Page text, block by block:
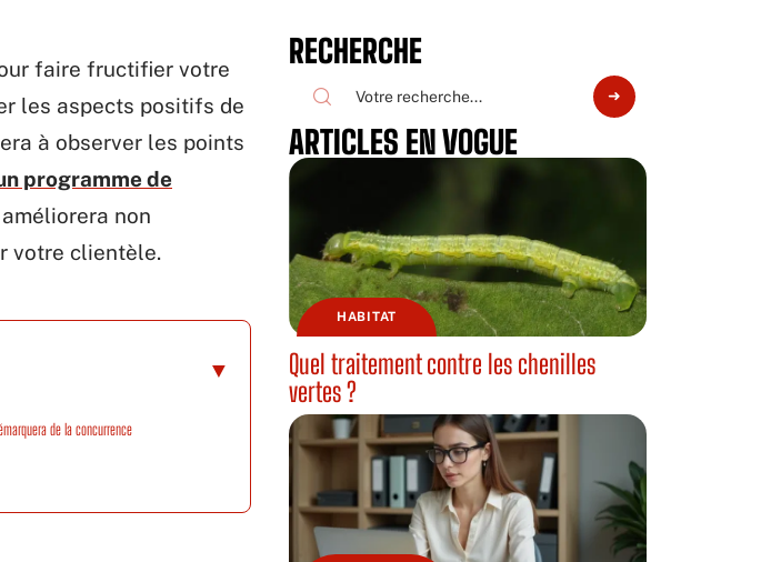
faire fructifier votre
les aspects positifs de
à observer les points
programme de
non
votre clientèle.
de la concurrence
RECHERCHE
ARTICLES EN VOGUE
HABITAT
Quel traitement contre les chenilles
vertes ?